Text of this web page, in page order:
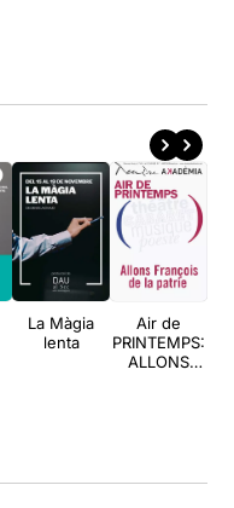
La Màgia
lenta
Air de
PRINTEMPS:
ALLONS